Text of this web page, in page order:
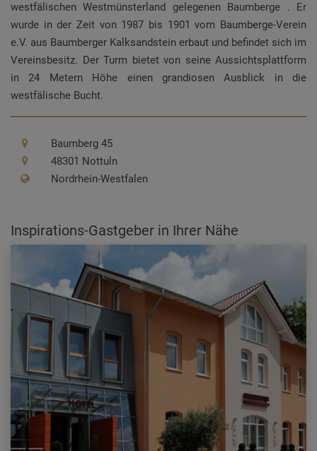
westfälischen Westmünsterland gelegenen Baumberge . Er
wurde in der Zeit von 1987 bis 1901 vom Baumberge-Verein
e.V. aus Baumberger Kalksandstein erbaut und befindet sich im
Vereinsbesitz. Der Turm bietet von seine Aussichtsplattform
in 24 Metern Höhe einen grandiosen Ausblick in die
westfälische Bucht.
Baumberg 45
48301 Nottuln
Nordrhein-Westfalen
Inspirations-Gastgeber in Ihrer Nähe